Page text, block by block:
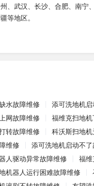
、武汉、长沙、合肥、南宁
等地区。
水故障维修 添可洗地机
网故障维修 福维克扫地
转故障维修 科沃斯扫地
维修 添可洗地机启动不
人驱动异常故障维修
福维
机器人运行困难故障维修